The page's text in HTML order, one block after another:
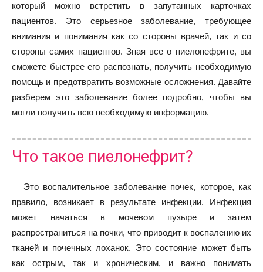
который можно встретить в запутанных карточках
пациентов. Это серьезное заболевание, требующее
внимания и понимания как со стороны врачей, так и со
стороны самих пациентов. Зная все о пиелонефрите, вы
сможете быстрее его распознать, получить необходимую
помощь и предотвратить возможные осложнения. Давайте
разберем это заболевание более подробно, чтобы вы
могли получить всю необходимую информацию.
Что такое пиелонефрит?
Это воспалительное заболевание почек, которое, как
правило, возникает в результате инфекции. Инфекция
может начаться в мочевом пузыре и затем
распространиться на почки, что приводит к воспалению их
тканей и почечных лоханок. Это состояние может быть
как острым, так и хроническим, и важно понимать